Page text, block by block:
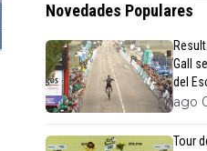
Novedades Populares
Gall
del
ago
Tour